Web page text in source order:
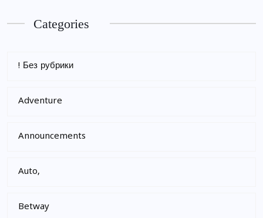
Categories
! Без рубрики
Adventure
Announcements
Auto,
Betway